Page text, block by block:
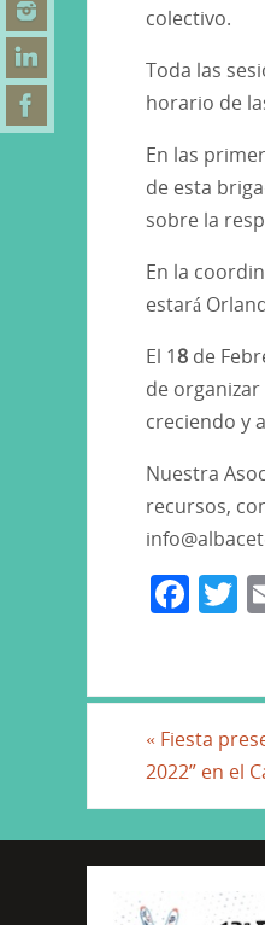
colectivo.
Toda las
horario de
En las
de esta
sobre la
En la
estará
El 18 de
de
creciendo y
Nuestra
recursos,
F
e
b
o
o
k
T
« Fiesta
2022” en el